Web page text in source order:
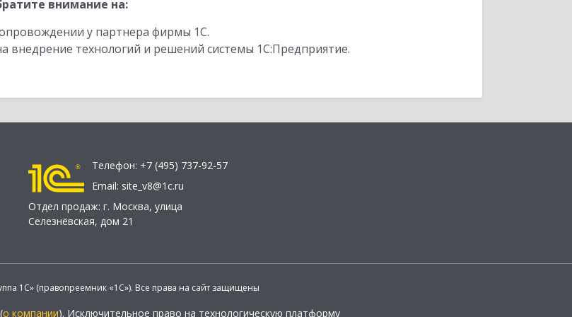
внимание на:
у партнера фирмы 1С.
внедрение технологий и решений системы 1С:Предприятие.
Телефон: +7 (495) 737-92-57
Email: site_v8@1c.ru
Отдел продаж: г. Москва, улица
Селезнёвская, дом 21
1С» (правопреемник «1С»). Все права на сайт защищены
о компании). Исключительное право на технологическую платформу